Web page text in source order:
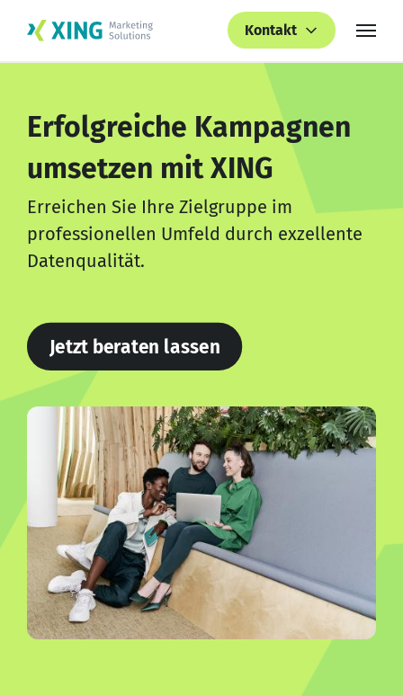
Kontakt
Erfolgreiche Kampagnen
umsetzen mit XING
Erreichen Sie Ihre Zielgruppe im
professionellen Umfeld durch exzellente
Datenqualität.
Jetzt beraten lassen